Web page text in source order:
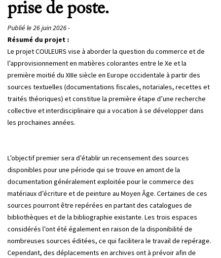
prise de poste.
Publié le 26 juin 2026 -
Résumé du projet :
Le projet COULEURS vise à aborder la question du commerce et de
l’approvisionnement en matières colorantes entre le Xe et la
première moitié du XIIIe siècle en Europe occidentale à partir des
sources textuelles (documentations fiscales, notariales, recettes et
traités théoriques) et constitue la première étape d’une recherche
collective et interdisciplinaire qui a vocation à se développer dans
les prochaines années.
L’objectif premier sera d’établir un recensement des sources
disponibles pour une période qui se trouve en amont de la
documentation généralement exploitée pour le commerce des
matériaux d’écriture et de peinture au Moyen Âge. Certaines de ces
sources pourront être repérées en partant des catalogues de
bibliothèques et de la bibliographie existante. Les trois espaces
considérés l’ont été également en raison de la disponibilité de
nombreuses sources éditées, ce qui facilitera le travail de repérage.
Cependant, des déplacements en archives ont à prévoir afin de